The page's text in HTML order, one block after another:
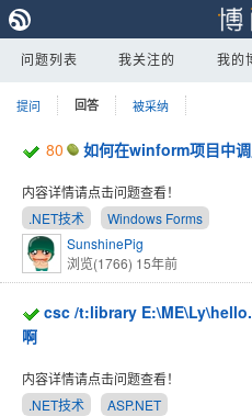
问题列表 我关注的 我的
提问 回答 被采纳
80 如何在winform项目中
内容详情请点击问题查看！
.NET技术
Windows Forms
SunshinePig
浏览(1766) 15年前
csc /t:library
啊
内容详情请点击问题查看！
.NET技术
ASP.NET